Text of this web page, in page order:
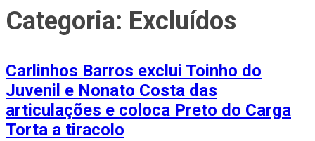
Categoria: Excluídos
Carlinhos Barros exclui Toinho do
Juvenil e Nonato Costa das
articulações e coloca Preto do Carga
Torta a tiracolo